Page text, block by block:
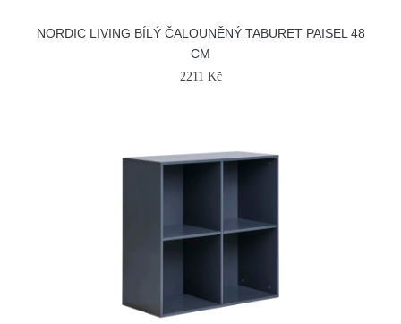
NORDIC LIVING BÍLÝ ČALOUNĚNÝ TABURET PAISEL 48
CM
2211 Kč